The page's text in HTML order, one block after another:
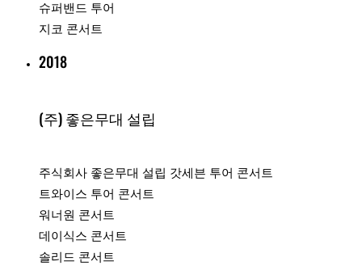
슈퍼밴드 투어
지코 콘서트
2018
(주) 좋은무대 설립
주식회사 좋은무대 설립 갓세븐 투어 콘서트
트와이스 투어 콘서트
워너원 콘서트
데이식스 콘서트
솔리드 콘서트